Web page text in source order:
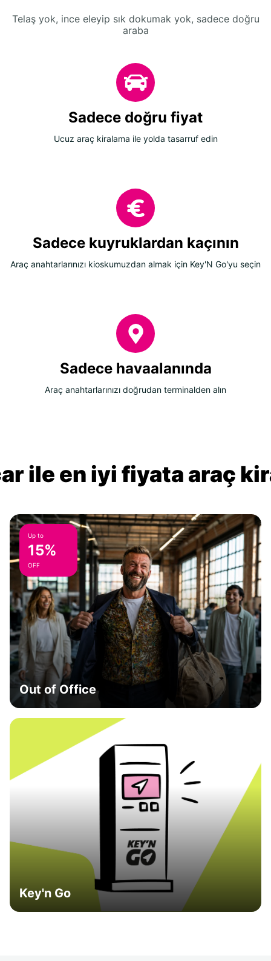
Telaş yok, ince eleyip sık dokumak yok, sadece doğru
araba
Sadece doğru fiyat
Ucuz araç kiralama ile yolda tasarruf edin
Sadece kuyruklardan kaçının
Araç anahtarlarınızı kioskumuzdan almak için Key'N Go'yu seçin
Sadece havaalanında
Araç anahtarlarınızı doğrudan terminalden alın
ile en iyi fiyata araç
Up to
15%
OFF
Out of Office
Key'n Go